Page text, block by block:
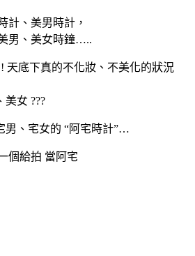
計、美男時計，
男、美女時鐘…..
天底下真的不化妝、不美化的狀況
美女 ???
、宅女的 “阿宅時計”…
個給拍 當阿宅